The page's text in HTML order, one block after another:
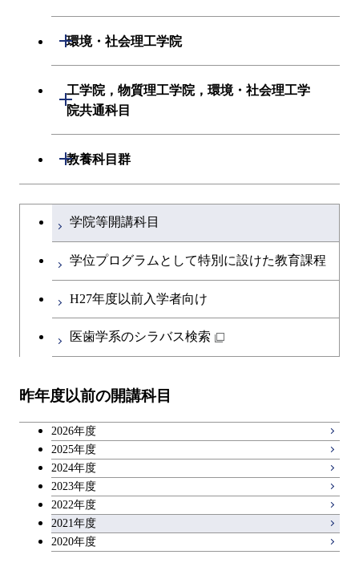
初年次専門科目
共通専門科目
初年次専門科目
創造プロセス科目
共通専門科目
生命理工学系
創造プロセス科目
共通専門科目
環境・社会理工学院
開閉
建築学系
融合理工学系
初年次専門科目
工学院，物質理工学院，環境・社会理工学
院共通科目
開閉
工学院，物質理工学院，環境・社会
教養科目群
開閉
文系教養科目
英語科目
第二外国語科目
広域教養科目
学士課程を切り替える
学院等開講科目
学位プログラムとして特別に設けた教育課程
H27年度以前入学者向け
医歯学系のシラバス検索
昨年度以前の開講科目
2026年度
2025年度
2024年度
2023年度
2022年度
2021年度
2020年度